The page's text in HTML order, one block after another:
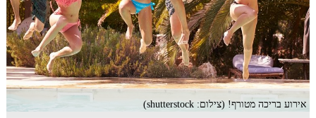
אירוע בריכה מטורף! (צילום: shutterstock)